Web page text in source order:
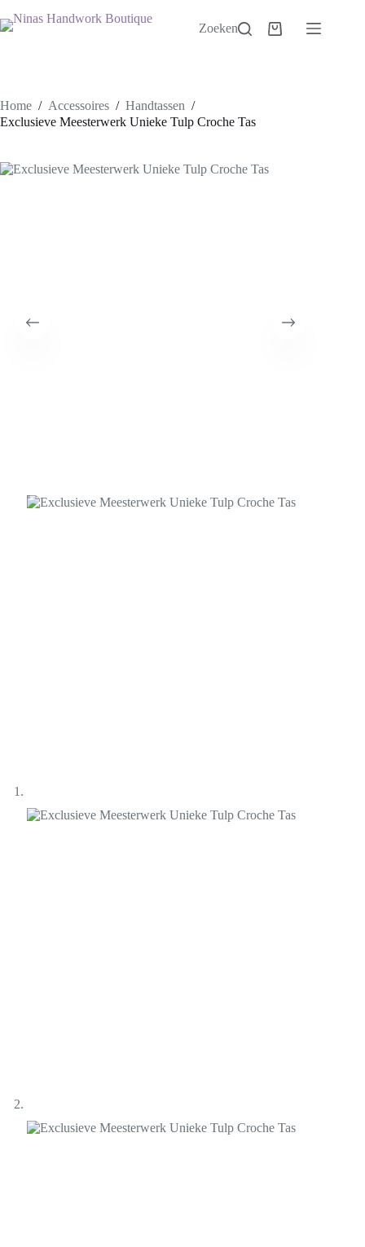
naar
de
Zoeken Winkelwagen
Home / Accessoires / Handtassen /
Exclusieve Meesterwerk Unieke Tulp Croche Tas